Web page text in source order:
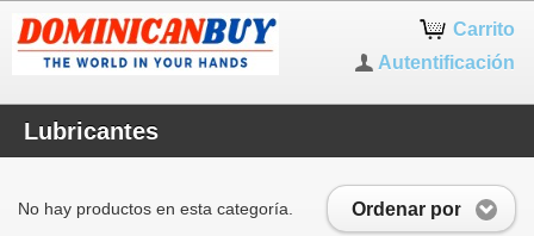
Carrito
Autentificación
Lubricantes
Ordenar por
No hay productos en esta categoría.